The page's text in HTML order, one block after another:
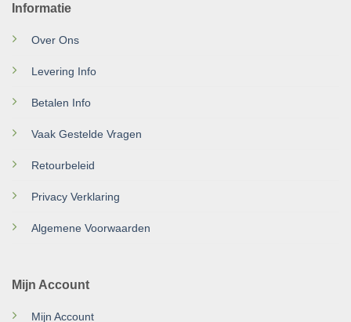
Informatie
Over Ons
Levering Info
Betalen Info
Vaak Gestelde Vragen
Retourbeleid
Privacy Verklaring
Algemene Voorwaarden
Mijn Account
Mijn Account